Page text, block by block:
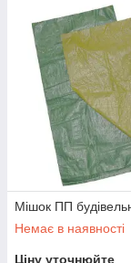
Мішок ПП
Немає в наявності
Ціну уточнюйте